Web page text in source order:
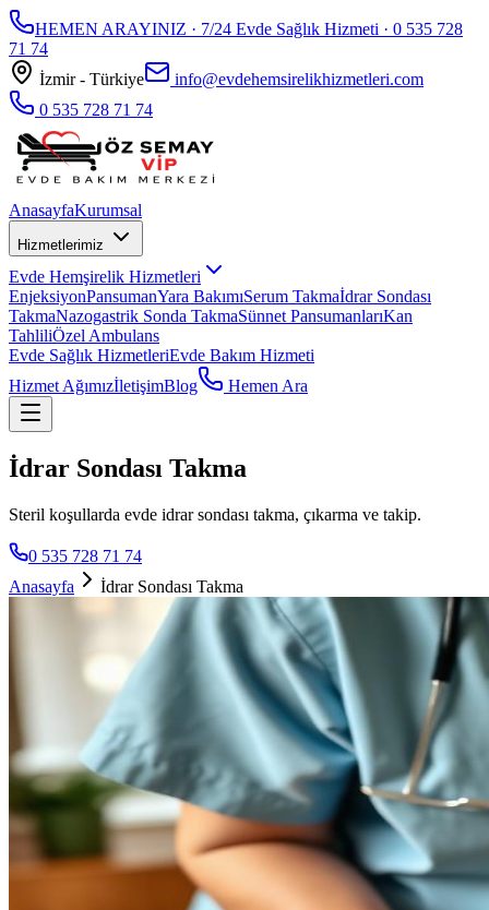
HEMEN ARAYINIZ · 7/24 Evde Sağlık Hizmeti · 0 535 728
71 74
İzmir - Türkiye
info@evdehemsirelikhizmetleri.com
0 535 728 71 74
AnasayfaKurumsal
Hizmetlerimiz
Evde Hemşirelik Hizmetleri
EnjeksiyonPansumanYara BakımıSerum Takmaİdrar Sondası
TakmaNazogastrik Sonda TakmaSünnet PansumanlarıKan
TahliliÖzel Ambulans
Evde Sağlık HizmetleriEvde Bakım Hizmeti
Hizmet AğımızİletişimBlog Hemen Ara
İdrar Sondası Takma
Steril koşullarda evde idrar sondası takma, çıkarma ve takip.
0 535 728 71 74
Anasayfa
İdrar Sondası Takma